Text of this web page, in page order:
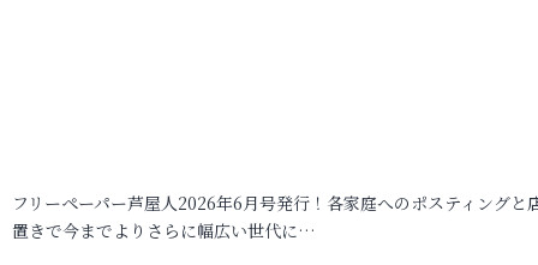
フリーペーパー芦屋人2026年6月号発行！各家庭へのポスティングと
置きで今までよりさらに幅広い世代に…